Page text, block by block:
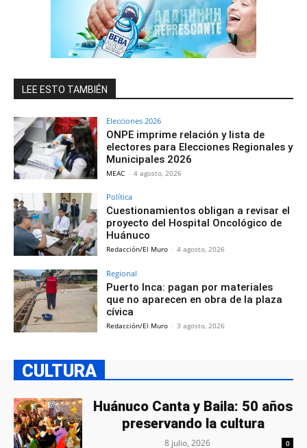
LEE ESTO TAMBIÉN
Elecciones 2026
ONPE imprime relación y lista de
electores para Elecciones Regionales y
Municipales 2026
MEAC - 4 agosto, 2026
Política
Cuestionamientos obligan a revisar el
proyecto del Hospital Oncológico de
Huánuco
Redacción/El Muro - 4 agosto, 2026
Regional
Puerto Inca: pagan por materiales
que no aparecen en obra de la plaza
cívica
Redacción/El Muro - 3 agosto, 2026
CULTURA
Huánuco Canta y Baila: 50 años
preservando la cultura
8 julio, 2026 0